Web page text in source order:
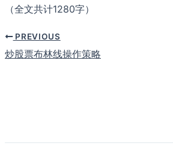
（全文共计1280字）
PREVIOUS
炒股票布林线操作策略